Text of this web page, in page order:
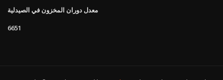
معدل دوران المخزون في الصيدلية
6651